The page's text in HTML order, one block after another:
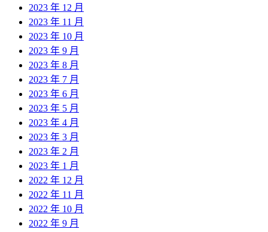
2023 年 12 月
2023 年 11 月
2023 年 10 月
2023 年 9 月
2023 年 8 月
2023 年 7 月
2023 年 6 月
2023 年 5 月
2023 年 4 月
2023 年 3 月
2023 年 2 月
2023 年 1 月
2022 年 12 月
2022 年 11 月
2022 年 10 月
2022 年 9 月